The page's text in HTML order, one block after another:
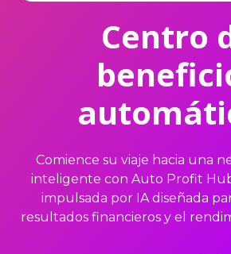
Centro
Comience su viaje hacia una
inteligente con Auto Profit
impulsada por IA diseñada
resultados financieros y el